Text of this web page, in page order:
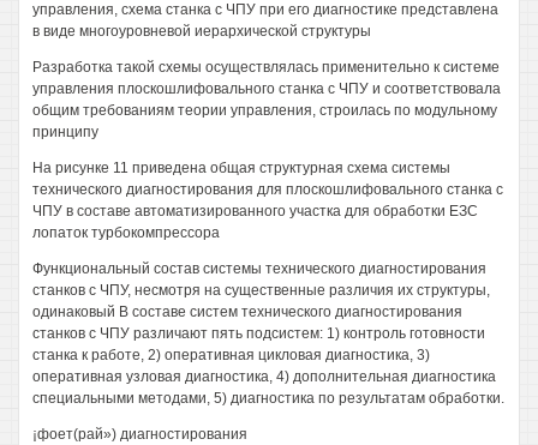
управления, схема станка с ЧПУ при его диагностике представлена
в виде многоуровневой иерархической структуры
Разработка такой схемы осуществлялась применительно к системе
управления плоскошлифовального станка с ЧПУ и соответствовала
общим требованиям теории управления, строилась по модульному
принципу
На рисунке 11 приведена общая структурная схема системы
технического диагностирования для плоскошлифовального станка с
ЧПУ в составе автоматизированного участка для обработки ЕЗС
лопаток турбокомпрессора
Функциональный состав системы технического диагностирования
станков с ЧПУ, несмотря на существенные различия их структуры,
одинаковый В составе систем технического диагностирования
станков с ЧПУ различают пять подсистем: 1) контроль готовности
станка к работе, 2) оперативная цикловая диагностика, 3)
оперативная узловая диагностика, 4) дополнительная диагностика
специальными методами, 5) диагностика по результатам обработки.
¡фоет(рай») диагностирования